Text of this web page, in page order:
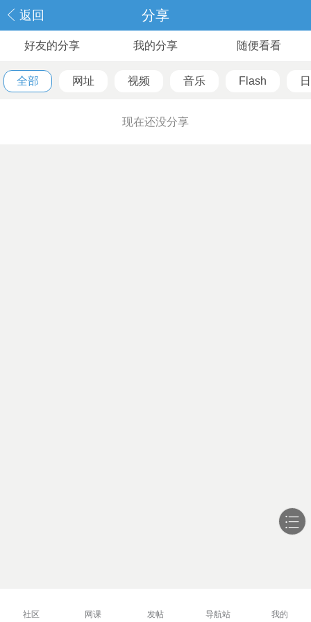
返回 分享
好友的分享 我的分享 随便看看
全部 网址 视频 音乐 Flash
现在还没分享
社区 网课 发帖 导航站 我的